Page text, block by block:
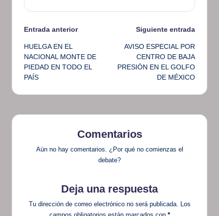
Navegación
de
entradas
Entrada anterior
HUELGA EN EL
NACIONAL MONTE DE
PIEDAD EN TODO EL
PAÍS
Siguiente entrada
AVISO ESPECIAL POR
CENTRO DE BAJA
PRESIÓN EN EL GOLFO
DE MÉXICO
Comentarios
Aún no hay comentarios. ¿Por qué no comienzas el
debate?
Deja una respuesta
Tu dirección de correo electrónico no será publicada. Los